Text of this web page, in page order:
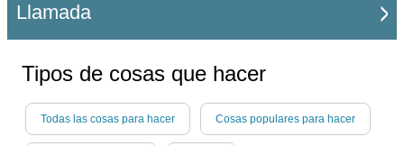
Llamada
Tipos de cosas que hacer
Todas las cosas para hacer Cosas populares para hacer